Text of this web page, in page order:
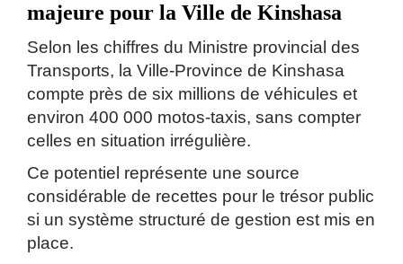
majeure pour la Ville de Kinshasa
Selon les chiffres du Ministre provincial des
Transports, la Ville-Province de Kinshasa
compte près de six millions de véhicules et
environ 400 000 motos-taxis, sans compter
celles en situation irrégulière.
Ce potentiel représente une source
considérable de recettes pour le trésor public
si un système structuré de gestion est mis en
place.